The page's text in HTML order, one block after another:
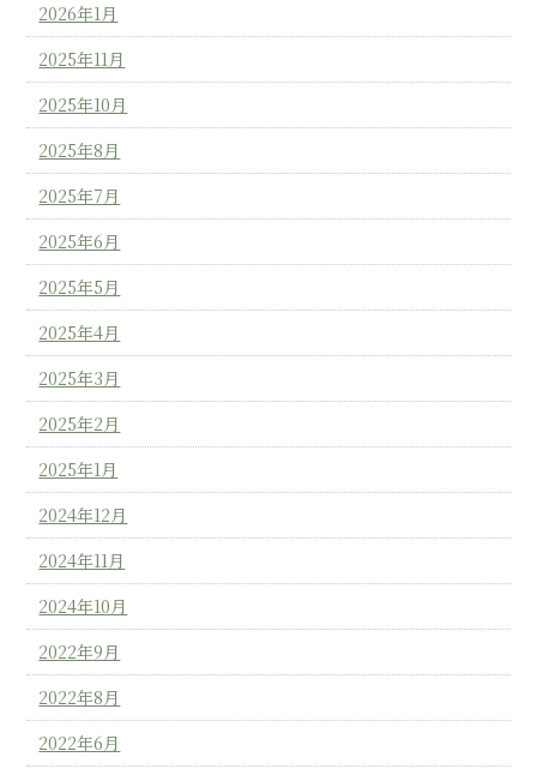
2026年1月
2025年11月
2025年10月
2025年8月
2025年7月
2025年6月
2025年5月
2025年4月
2025年3月
2025年2月
2025年1月
2024年12月
2024年11月
2024年10月
2022年9月
2022年8月
2022年6月